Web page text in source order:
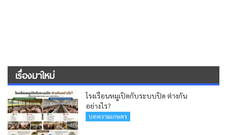
เรื่องมาใหม่
โรงเรือนหมูเปิดกับระบบปิด ต่างกัน
อย่างไร?
บทความเกษตร